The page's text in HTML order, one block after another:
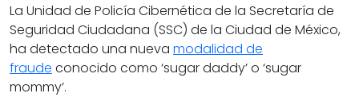
La Unidad de Policía Cibernética de la Secretaría de
Seguridad Ciudadana (SSC) de la Ciudad de México,
ha detectado una nueva modalidad de
fraude conocido como ‘sugar daddy’ o ‘sugar
mommy’.